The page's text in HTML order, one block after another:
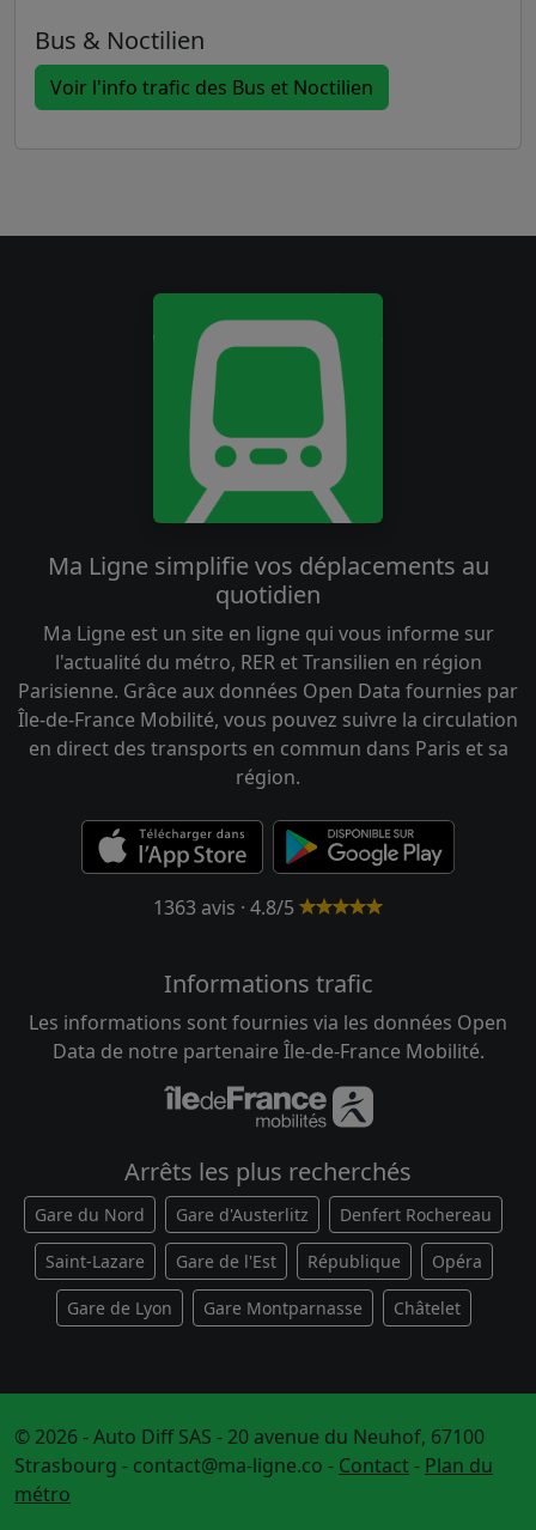
Bus & Noctilien
Voir l'info trafic des Bus et Noctilien
Ma Ligne simplifie vos déplacements au
quotidien
Ma Ligne est un site en ligne qui vous informe sur
l'actualité du métro, RER et Transilien en région
Parisienne. Grâce aux données Open Data fournies par
Île-de-France Mobilité, vous pouvez suivre la circulation
en direct des transports en commun dans Paris et sa
région.
1363 avis · 4.8/5
Informations trafic
Les informations sont fournies via les données Open
Data de notre partenaire Île-de-France Mobilité.
Arrêts les plus recherchés
Gare du Nord Gare d'Austerlitz Denfert Rochereau
Saint-Lazare Gare de l'Est République Opéra
Gare de Lyon Gare Montparnasse Châtelet
© 2026 - Auto Diff SAS - 20 avenue du Neuhof, 67100
Strasbourg - contact@ma-ligne.co - Contact- Plan du
métro